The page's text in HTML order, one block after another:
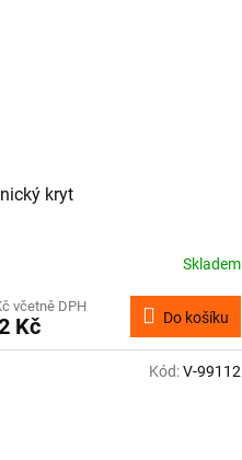
kryt
Skladem
včetně DPH
Kč Do košíku
Kód:V-99112